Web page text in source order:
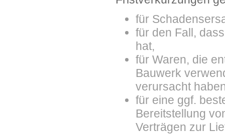
für
für den Fall,
hat,
für Waren, die
Bauwerk
verursacht
für eine ggf.
Bereitstellung
Verträgen zur